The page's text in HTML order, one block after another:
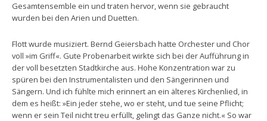
Gesamtensemble ein und traten hervor, wenn sie gebraucht
wurden bei den Arien und Duetten.
Flott wurde musiziert. Bernd Geiersbach hatte Orchester und Chor
voll »im Griff«. Gute Probenarbeit wirkte sich bei der Aufführung in
der voll besetzten Stadtkirche aus. Hohe Konzentration war zu
spüren bei den Instrumentalisten und den Sängerinnen und
Sängern. Und ich fühlte mich erinnert an ein älteres Kirchenlied, in
dem es heißt: »Ein jeder stehe, wo er steht, und tue seine Pflicht;
wenn er sein Teil nicht treu erfüllt, gelingt das Ganze nicht.« So war